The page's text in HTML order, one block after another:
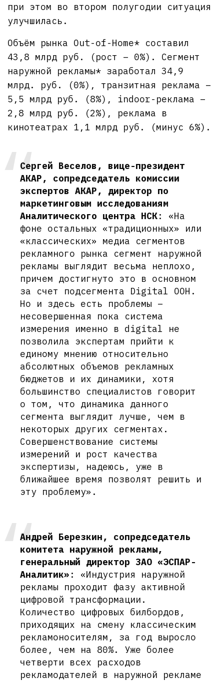
при этом во втором полугодии ситуация
улучшилась.
Объём рынка Out-of-Home* составил
43,8 млрд руб. (рост – 0%). Сегмент
наружной рекламы* заработал 34,9
млрд. руб. (0%), транзитная реклама –
5,5 млрд руб. (8%), indoor-реклама –
2,8 млрд руб. (2%), реклама в
кинотеатрах 1,1 млрд руб. (минус 6%).
Сергей Веселов, вице-президент
АКАР, сопредседатель комиссии
экспертов АКАР, директор по
маркетинговым исследованиям
Аналитического центра НСК: «На
фоне остальных «традиционных» или
«классических» медиа сегментов
рекламного рынка сегмент наружной
рекламы выглядит весьма неплохо,
причем достигнуто это в основном
за счет подсегмента Digital OOH.
Но и здесь есть проблемы –
несовершенная пока система
измерения именно в digital не
позволила экспертам прийти к
единому мнению относительно
абсолютных объемов рекламных
бюджетов и их динамики, хотя
большинство специалистов говорит
о том, что динамика данного
сегмента выглядит лучше, чем в
некоторых других сегментах.
Совершенствование системы
измерений и рост качества
экспертизы, надеюсь, уже в
ближайшее время позволят решить и
эту проблему».
Андрей Березкин, сопредседатель
комитета наружной рекламы,
генеральный директор ЗАО «ЭСПАР-
Аналитик» : «Индустрия наружной
рекламы проходит фазу активной
цифровой трансформации.
Количество цифровых билбордов,
приходящих на смену классическим
рекламоносителям, за год выросло
более, чем на 80%. Уже более
четверти всех расходов
рекламодателей в наружной рекламе